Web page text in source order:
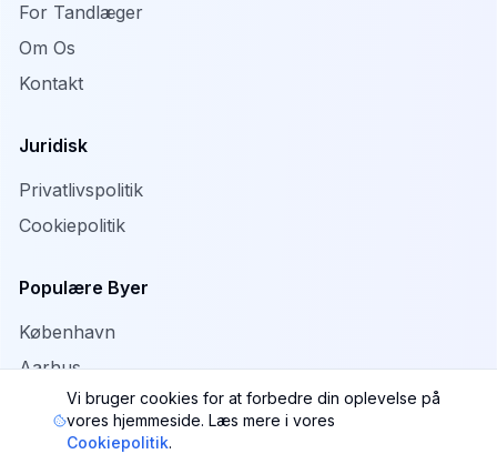
For Tandlæger
Om Os
Kontakt
Juridisk
Privatlivspolitik
Cookiepolitik
Populære Byer
København
Aarhus
Odense
Aalborg
Vi bruger cookies for at forbedre din oplevelse på
vores hjemmeside. Læs mere i vores
Cookiepolitik.